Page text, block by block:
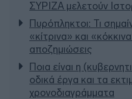
ΣΥΡΙΖΑ μελετούν
Πυρόπληκτοι: Τι
«κίτρινα» και
αποζημιώσεις
Ποια είναι η
οδικά έργα και τα
χρονοδιαγράμματα